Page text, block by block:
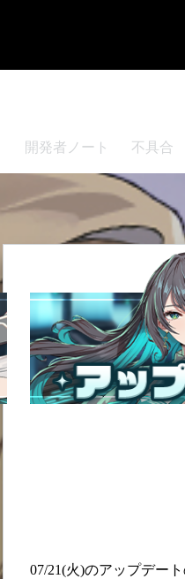
開発者ノート 不具合
07/21(火)のアップデー